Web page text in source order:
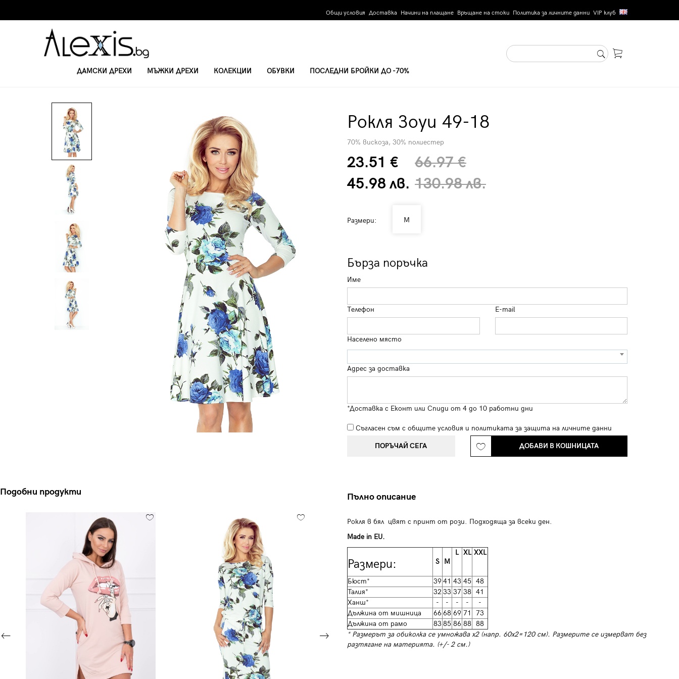
Общи условия Доставка Начини на плащане Връщане на стоки Политика за личните данни VIP клуб
ДАМСКИ ДРЕХИ МЪЖКИ ДРЕХИ КОЛЕКЦИИ ОБУВКИ ПОСЛЕДНИ БРОЙКИ ДО -70%
Рокля Зоуи 49-18
70% вискоза, 30% полиестер
23.51 €
45.98 лв.
66.97 €
130.98 лв.
Размери: M
Бърза поръчка
Име
Телефон E-mail
Населено място
Адрес за доставка
*Доставка с Еконт или Спиди от 4 до 10 работни дни
Съгласен съм с общите условия и политиката за защита на личните данни
ПОРЪЧАЙ СЕГА ДОБАВИ В КОШНИЦАТА
Подобни продукти Пълно описание
Рокля в бял цвят с принт от рози. Подходяща за всеки ден.
Made in EU.
Размери: S M
L XL XXL
Бюст* 39 41 43 45 48
Талия*
3233 37 38 41
Ханш*
- - - -
-
Дължина от мишница
6668 69 71
73
Дължина от рамо
83 85 86 88 88
* Размерът за обиколка се умножава х2 (напр. 60х2=120 см). Размерите се измерват без
разтягане на материята. (+/- 2 см.)